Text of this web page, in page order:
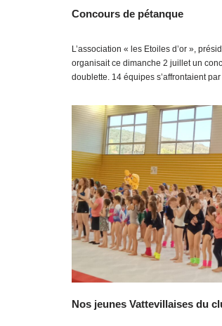
Concours de pétanque
L’association « les Etoiles d’or »,
organisait ce dimanche 2 juillet un
doublette. 14 équipes s’affrontaient
Nos jeunes Vattevillaises du